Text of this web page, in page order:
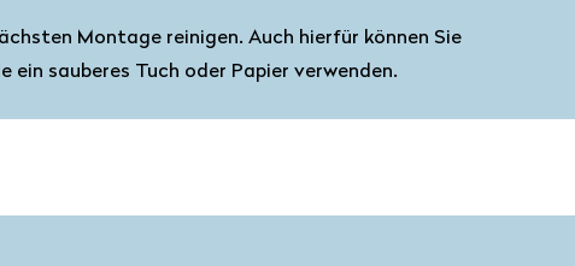
Montage reinigen. Auch hierfür können Sie
ein sauberes Tuch oder Papier verwenden.